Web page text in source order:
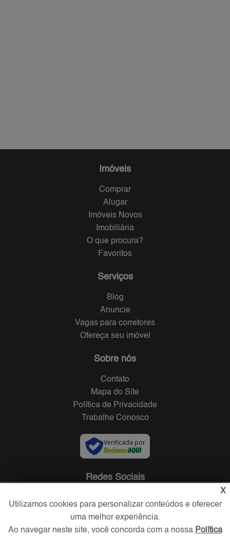
Imóveis
Comprar
Alugar
Imóveis Novos
Imobiliária
O que procura?
Favoritos
Serviços
Blog
Anuncie
Vagas para corretores
Ofereça seu imóvel
Sobre nós
Contato
Mapa do Site
Política de Privacidade
Trabalhe Conosco
Verificada por
Redes Sociais
X
Utilizamos cookies para personalizar conteúdos e oferecer
uma melhor experiência.
Ao navegar neste site, você concorda com a nossa Política